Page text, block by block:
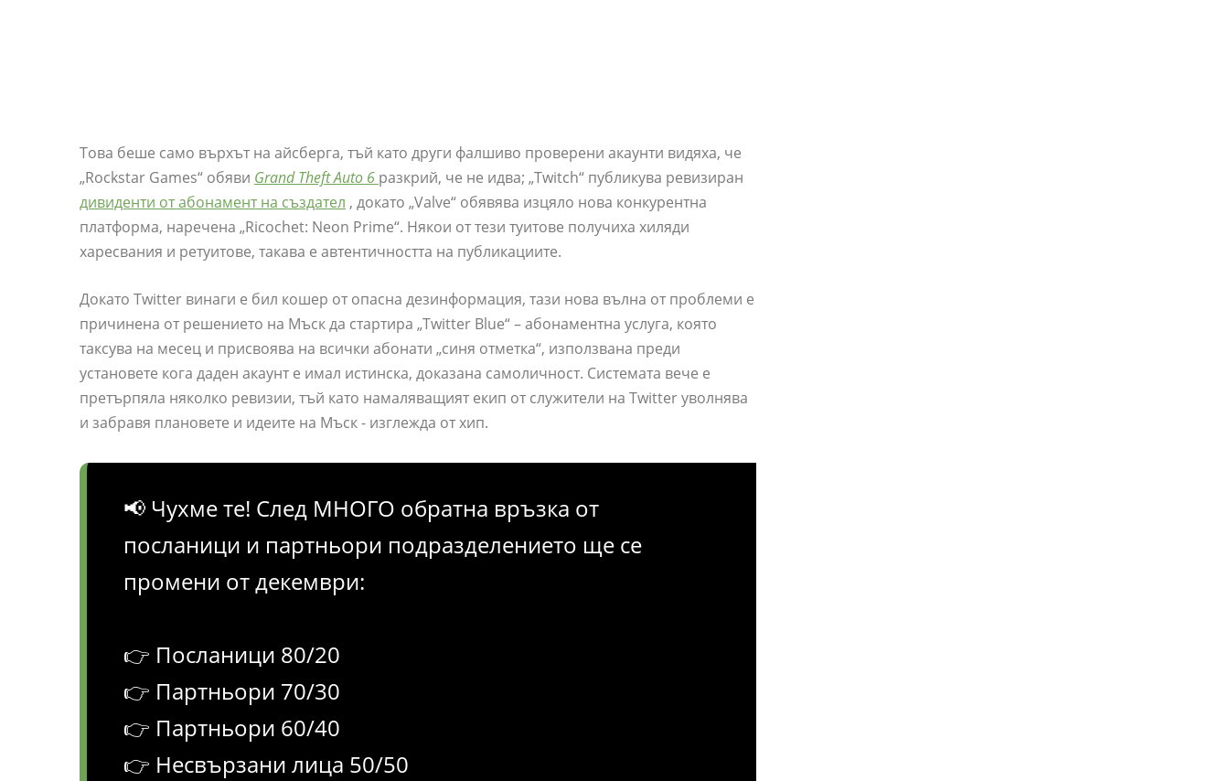
Това беше само върхът на айсберга, тъй като други фалшиво проверени акаунти видяха, че
„Rockstar Games“ обяви Grand Theft Auto 6 разкрий, че не идва; „Twitch“ публикува ревизиран
дивиденти от абонамент на създател , докато „Valve“ обявява изцяло нова конкурентна
платформа, наречена „Ricochet: Neon Prime“. Някои от тези туитове получиха хиляди
харесвания и ретуитове, такава е автентичността на публикациите.
Докато Twitter винаги е бил кошер от опасна дезинформация, тази нова вълна от проблеми е
причинена от решението на Мъск да стартира „Twitter Blue“ – абонаментна услуга, която
таксува на месец и присвоява на всички абонати „синя отметка“, използвана преди
установете кога даден акаунт е имал истинска, доказана самоличност. Системата вече е
претърпяла няколко ревизии, тъй като намаляващият екип от служители на Twitter уволнява
и забравя плановете и идеите на Мъск - ​​изглежда от хип.
📢 Чухме те! След МНОГО обратна връзка от
посланици и партньори подразделението ще се
промени от декември:
👉 Посланици 80/20
👉 Партньори 70/30
👉 Партньори 60/40
👉 Несвързани лица 50/50